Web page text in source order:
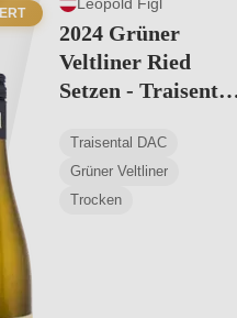
2024 Grüner
Veltliner Ried
Setzen - Traisental
Traisental DAC
Grüner Veltliner
Trocken